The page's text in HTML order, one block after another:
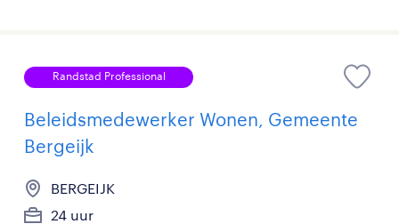
Randstad Professional
Beleidsmedewerker Wonen, Gemeente
Bergeijk
BERGEIJK
24 uur